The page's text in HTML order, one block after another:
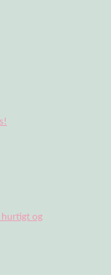
hurtigt og